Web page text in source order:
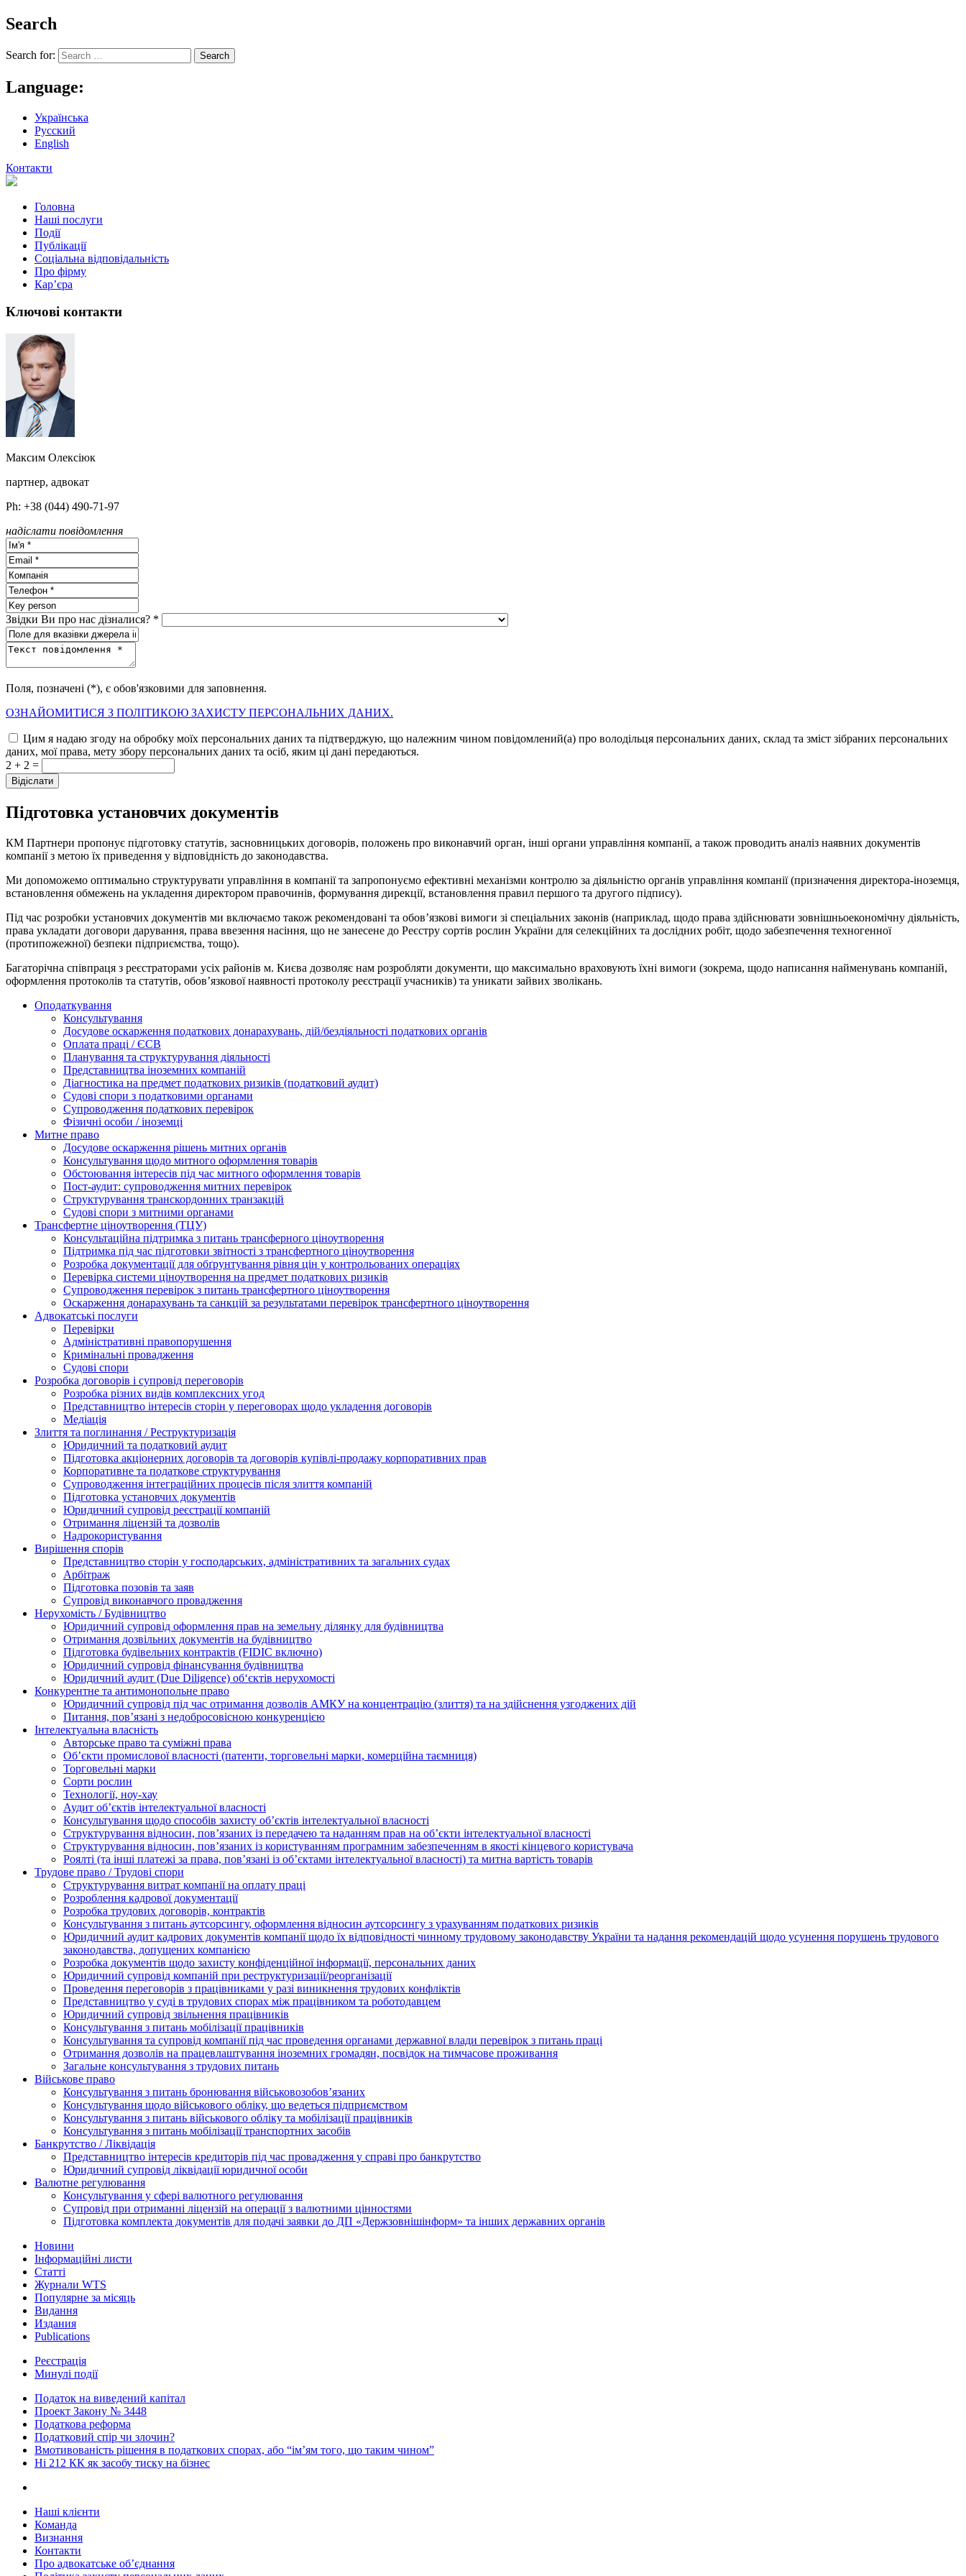
Search
Search for:
Language:
Українська
Русский
English
Контакти
Головна
Наші послуги
Події
Публікації
Соціальна відповідальність
Про фiрму
Кар’єра
Ключові контакти
Максим Олексiюк
партнер, адвокат
Ph: +38 (044) 490-71-97
надіслати повідомлення
Звідки Ви про нас дізналися? *
Поля, позначені (*), є обов'язковими для заповнення.
ОЗНАЙОМИТИСЯ З ПОЛІТИКОЮ ЗАХИСТУ ПЕРСОНАЛЬНИХ ДАНИХ.
Цим я надаю згоду на обробку моїх персональних даних та підтверджую, що належним чином повідомлений(а) про володільця персональних даних, склад та зміст зібраних персональних
даних, мої права, мету збору персональних даних та осіб, яким ці дані передаються.
2 + 2 =
Підготовка установчих документів
КМ Партнери пропонує підготовку статутів, засновницьких договорів, положень про виконавчий орган, інші органи управління компанії, а також проводить аналіз наявних документів
компанії з метою їх приведення у відповідність до законодавства.
Ми допоможемо оптимально структурувати управління в компанії та запропонуємо ефективні механізми контролю за діяльністю органів управління компанії (призначення директора-іноземця,
встановлення обмежень на укладення директором правочинів, формування дирекції, встановлення правил першого та другого підпису).
Під час розробки установчих документів ми включаємо також рекомендовані та обов’язкові вимоги зі спеціальних законів (наприклад, щодо права здійснювати зовнішньоекономічну діяльність,
права укладати договори дарування, права ввезення насіння, що не занесене до Реєстру сортів рослин України для селекційних та дослідних робіт, щодо забезпечення техногенної
(протипожежної) безпеки підприємства, тощо).
Багаторічна співпраця з реєстраторами усіх районів м. Києва дозволяє нам розробляти документи, що максимально враховують їхні вимоги (зокрема, щодо написання найменувань компаній,
оформлення протоколів та статутів, обов’язкової наявності протоколу реєстрації учасників) та уникати зайвих зволікань.
Оподаткування
Консультування
Досудове оскарження податкових донарахувань, дій/бездіяльності податкових органів
Оплата праці / ЄСВ
Планування та структурування діяльності
Представництва іноземних компаній
Діагностика на предмет податкових ризиків (податковий аудит)
Судові спори з податковими органами
Супроводження податкових перевірок
Фізичні особи / іноземці
Митне право
Досудове оскарження рішень митних органів
Консультування щодо митного оформлення товарів
Обстоювання інтересів під час митного оформлення товарів
Пост-аудит: супроводження митних перевірок
Структурування транскордонних транзакцій
Судові спори з митними органами
Трансфертне ціноутворення (ТЦУ)
Консультаційна підтримка з питань трансферного ціноутворення
Підтримка під час підготовки звітності з трансфертного ціноутворення
Розробка документації для обґрунтування рівня цін у контрольованих операціях
Перевірка системи ціноутворення на предмет податкових ризиків
Супроводження перевірок з питань трансфертного ціноутворення
Оскарження донарахувань та санкцій за результатами перевірок трансфертного ціноутворення
Адвокатські послуги
Перевірки
Адміністративні правопорушення
Кримінальні провадження
Судові спори
Розробка договорів і супровід переговорів
Розробка різних видів комплексних угод
Представництво інтересів сторін у переговорах щодо укладення договорів
Медіація
Злиття та поглинання / Реструктуризація
Юридичний та податковий аудит
Підготовка акціонерних договорів та договорів купівлі-продажу корпоративних прав
Корпоративне та податкове структурування
Супроводження інтеграційних процесів після злиття компаній
Підготовка установчих документів
Юридичний супровід реєстрації компаній
Отримання ліцензій та дозволів
Надрокористування
Вирішення спорів
Представництво сторін у господарських, адміністративних та загальних судах
Арбітраж
Підготовка позовів та заяв
Супровід виконавчого провадження
Нерухомість / Будівництво
Юридичний супровід оформлення прав на земельну ділянку для будівництва
Отримання дозвільних документів на будівництво
Підготовка будівельних контрактів (FIDIC включно)
Юридичний супровід фінансування будівництва
Юридичний аудит (Due Diligence) об‘єктів нерухомості
Конкурентне та антимонопольне право
Юридичний супровід під час отримання дозволів АМКУ на концентрацію (злиття) та на здійснення узгоджених дій
Питання, пов’язані з недобросовісною конкуренцією
Інтелектуальна власність
Авторське право та суміжні права
Oб’єкти промислової власності (патенти, торговельні марки, комерційна таємниця)
Торговельні марки
Сорти рослин
Технології, ноу-хау
Аудит об’єктів інтелектуальної власності
Консультування щодо способів захисту об’єктів інтелектуальної власності
Структурування відносин, пов’язаних із передачею та наданням прав на об’єкти інтелектуальної власності
Структурування відносин, пов’язаних із користуванням програмним забезпеченням в якості кінцевого користувача
Роялті (та інші платежі за права, пов’язані із об’єктами інтелектуальної власності) та митна вартість товарів
Трудове право / Трудові спори
Cтруктурування витрат компанії на оплату праці
Розроблення кадрової документації
Розробка трудових договорів, контрактів
Консультування з питань аутсорсингу, оформлення відносин аутсорсингу з урахуванням податкових ризиків
Юридичний аудит кадрових документів компанії щодо їх відповідності чинному трудовому законодавству України та надання рекомендацій щодо усунення порушень трудового
законодавства, допущених компанією
Розробка документів щодо захисту конфіденційної інформації, персональних даних
Юридичний супровід компаній при реструктуризації/реорганізації
Проведення переговорів з працівниками у разі виникнення трудових конфліктів
Представництво у суді в трудових спорах між працівником та роботодавцем
Юридичний супровід звільнення працівників
Консультування з питань мобілізації працівників
Консультування та супровід компанії під час проведення органами державної влади перевірок з питань праці
Отримання дозволів на працевлаштування іноземних громадян, посвідок на тимчасове проживання
Загальне консультування з трудових питань
Військове право
Консультування з питань бронювання військовозобов’язаних
Консультування щодо військового обліку, що ведеться підприємством
Консультування з питань військового обліку та мобілізації працівників
Консультування з питань мобілізації транспортних засобів
Банкрутство / Ліквідація
Представництво інтересів кредиторів під час провадження у справі про банкрутство
Юридичний супровід ліквідації юридичної особи
Валютне регулювання
Консультування у сфері валютного регулювання
Супровід при отриманні ліцензій на операції з валютними цінностями
Підготовка комплекта документів для подачі заявки до ДП «Держзовнішінформ» та інших державних органів
Новини
Інформаційні листи
Статті
Журнали WTS
Популярне за місяць
Видання
Издания
Publications
Реєстрація
Минулі події
Податок на виведений капітал
Проект Закону № 3448
Податкова реформа
Податковий спір чи злочин?
Вмотивованість рішення в податкових спорах, або “ім’ям того, що таким чином”
Ні 212 КК як засобу тиску на бізнес
Наші клієнти
Команда
Визнання
Контакти
Про адвокатське об’єднання